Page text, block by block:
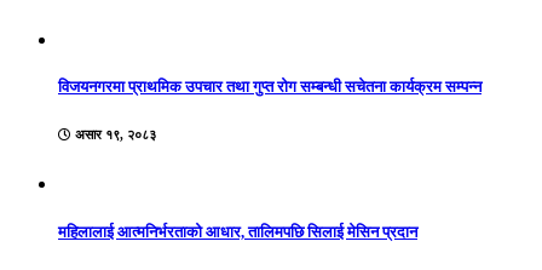
विजयनगरमा प्राथमिक उपचार तथा गुप्त रोग सम्बन्धी सचेतना कार्यक्रम सम्पन्न
असार १९, २०८३
महिलालाई आत्मनिर्भरताको आधार, तालिमपछि सिलाई मेसिन प्रदान